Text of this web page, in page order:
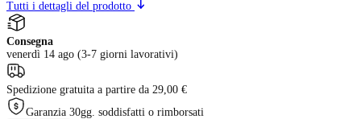
Tutti i dettagli del prodotto
Consegna
venerdì 14 ago (3-7 giorni lavorativi)
Spedizione gratuita a partire da 29,00 €
Garanzia 30gg. soddisfatti o rimborsati